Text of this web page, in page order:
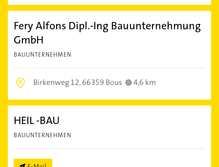
Fery Alfons Dipl.-Ing Bauunternehmung
GmbH
BAUUNTERNEHMEN
Birkenweg 12,66359 Bous 4,6 km
HEIL -BAU
BAUUNTERNEHMEN